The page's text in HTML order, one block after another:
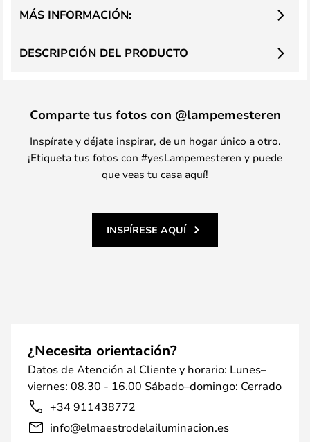
DESCRIPCIÓN DEL PRODUCTO
MÁS INFORMACIÓN:
Comparte tus fotos con @lampemesteren
Inspírate y déjate inspirar, de un hogar único a otro.
¡Etiqueta tus fotos con #yesLampemesteren y puede
que veas tu casa aquí!
INSPÍRESE AQUÍ
¿Necesita orientación?
Datos de Atención al Cliente y horario: Lunes–
viernes: 08.30 - 16.00 Sábado–domingo: Cerrado
+34 911438772
info@elmaestrodelailuminacion.es